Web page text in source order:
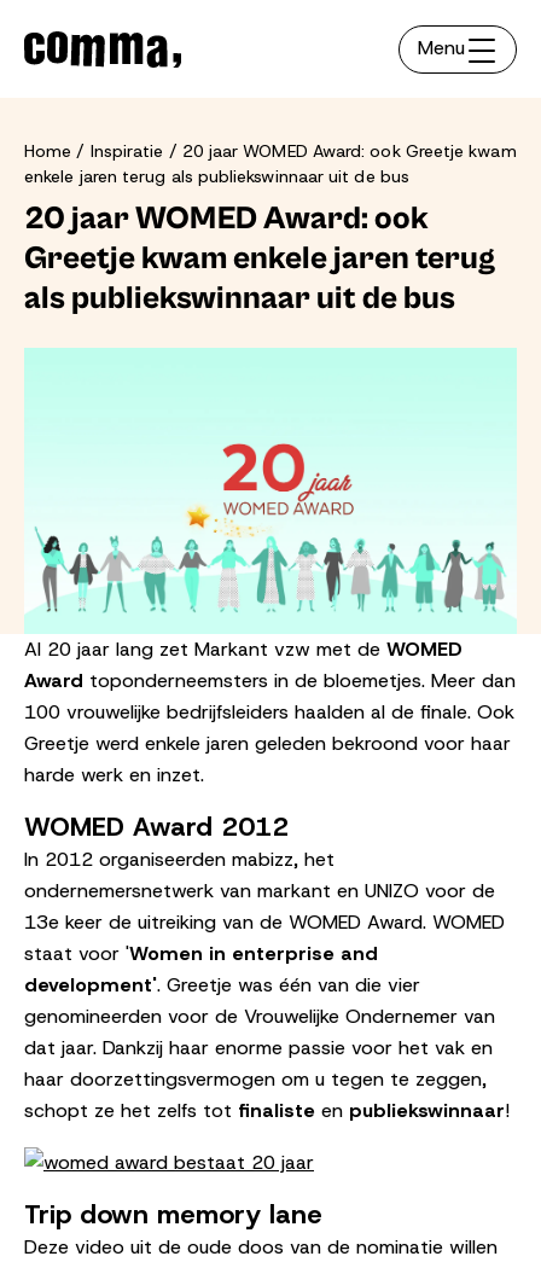
Menu
Home Inspiratie
20 jaar WOMED Award: ook Greetje kwam
enkele jaren terug als publiekswinnaar uit de bus
20 jaar WOMED Award: ook
Greetje kwam enkele jaren terug
als publiekswinnaar uit de bus
Al 20 jaar lang zet Markant vzw met de WOMED
Award toponderneemsters in de bloemetjes. Meer dan
100 vrouwelijke bedrijfsleiders haalden al de finale. Ook
Greetje werd enkele jaren geleden bekroond voor haar
harde werk en inzet.
WOMED Award 2012
In 2012 organiseerden mabizz, het
ondernemersnetwerk van markant en UNIZO voor de
13e keer de uitreiking van de WOMED Award. WOMED
staat voor 'Women in enterprise and
development'. Greetje was één van die vier
genomineerden voor de Vrouwelijke Ondernemer van
dat jaar. Dankzij haar enorme passie voor het vak en
haar doorzettingsvermogen om u tegen te zeggen,
schopt ze het zelfs tot finaliste en publiekswinnaar!
Trip down memory lane
Deze video uit de oude doos van de nominatie willen